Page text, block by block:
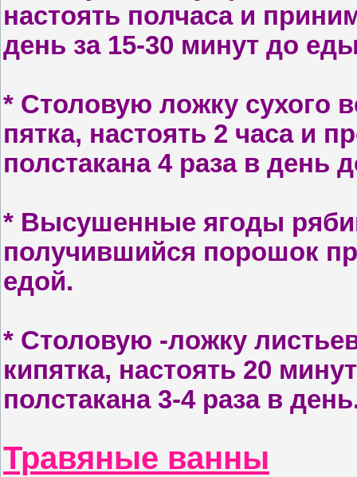
настоять полчаса и
день за 15-30 минут до
* Столовую ложку сухого
пятка, настоять 2 часа и
полстака­на 4 раза в день
* Высушенные ягоды
полу­чившийся порошок
едой.
* Столовую -ложку
кипят­ка, настоять 20
полстака­на 3-4 раза в
Травяные ванны